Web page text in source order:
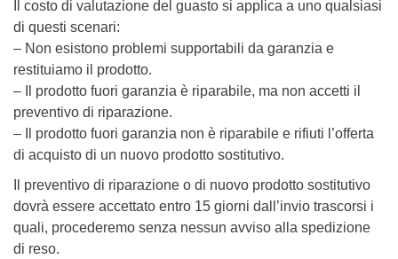
Il costo di valutazione del guasto si applica a uno qualsiasi
di questi scenari:
– Non esistono problemi supportabili da garanzia e
restituiamo il prodotto.
– Il prodotto fuori garanzia è riparabile, ma non accetti il
preventivo di riparazione.
– Il prodotto fuori garanzia non è riparabile e rifiuti l’offerta
di acquisto di un nuovo prodotto sostitutivo.
Il preventivo di riparazione o di nuovo prodotto sostitutivo
dovrà essere accettato entro 15 giorni dall’invio trascorsi i
quali, procederemo senza nessun avviso alla spedizione
di reso.